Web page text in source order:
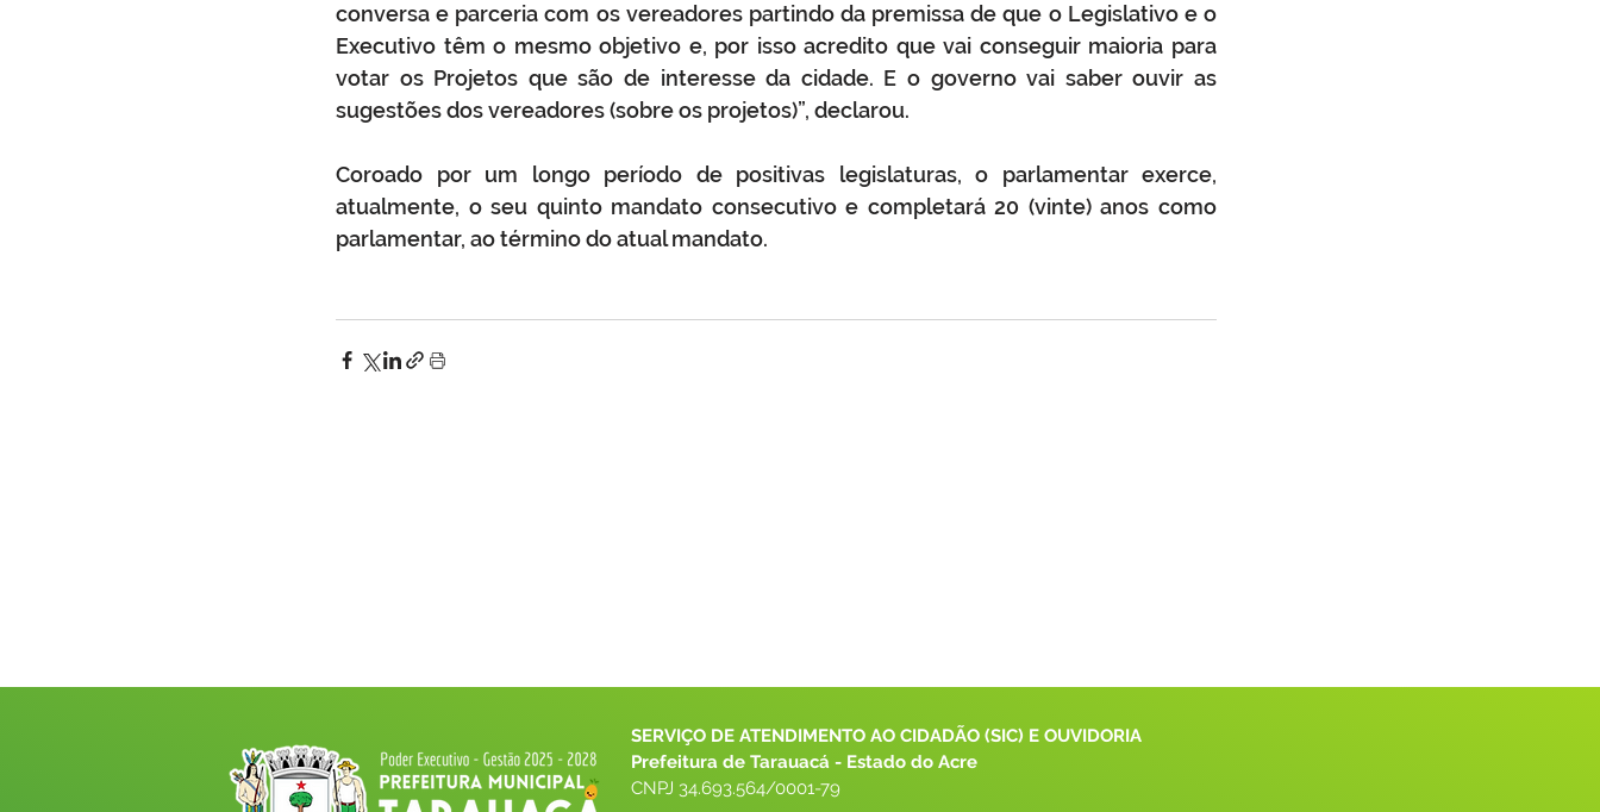
conversa e parceria com os vereadores partindo da premissa de que o Legislativo e o
Executivo têm o mesmo objetivo e, por isso acredito que vai conseguir maioria para
votar os Projetos que são de interesse da cidade. E o governo vai saber ouvir as
sugestões dos vereadores (sobre os projetos)”, declarou.
Coroado por um longo período de positivas legislaturas, o parlamentar exerce,
atualmente, o seu quinto mandato consecutivo e completará 20 (vinte) anos como
parlamentar, ao término do atual mandato.
SERVIÇO DE ATENDIMENTO AO CIDADÃO (SIC) E OUVIDORIA
Prefeitura de Tarauacá - Estado do Acre
CNPJ 34.693.564/0001-79